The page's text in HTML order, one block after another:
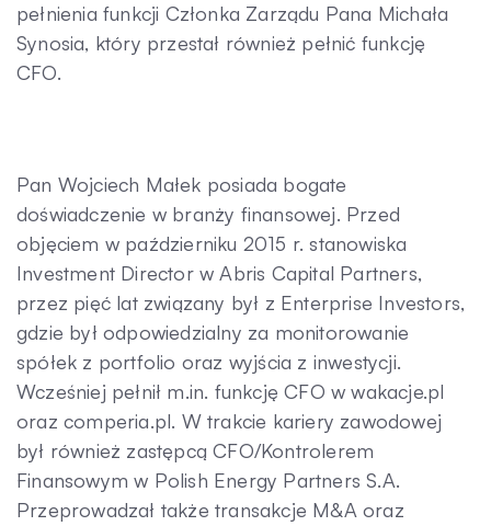
pełnienia funkcji Członka Zarządu Pana Michała
Synosia, który przestał również pełnić funkcję
CFO.
Pan Wojciech Małek posiada bogate
doświadczenie w branży finansowej. Przed
objęciem w październiku 2015 r. stanowiska
Investment Director w Abris Capital Partners,
przez pięć lat związany był z Enterprise Investors,
gdzie był odpowiedzialny za monitorowanie
spółek z portfolio oraz wyjścia z inwestycji.
Wcześniej pełnił m.in. funkcję CFO w wakacje.pl
oraz comperia.pl. W trakcie kariery zawodowej
był również zastępcą CFO/Kontrolerem
Finansowym w Polish Energy Partners S.A.
Przeprowadzał także transakcje M&A oraz